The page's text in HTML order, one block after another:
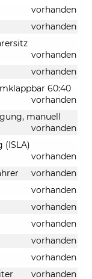
vorhanden
vorhanden
vorhanden
vorhanden
60:40
vorhanden
manuell
vorhanden
(ISLA)
vorhanden
vorhanden
vorhanden
vorhanden
vorhanden
vorhanden
vorhanden
vorhanden